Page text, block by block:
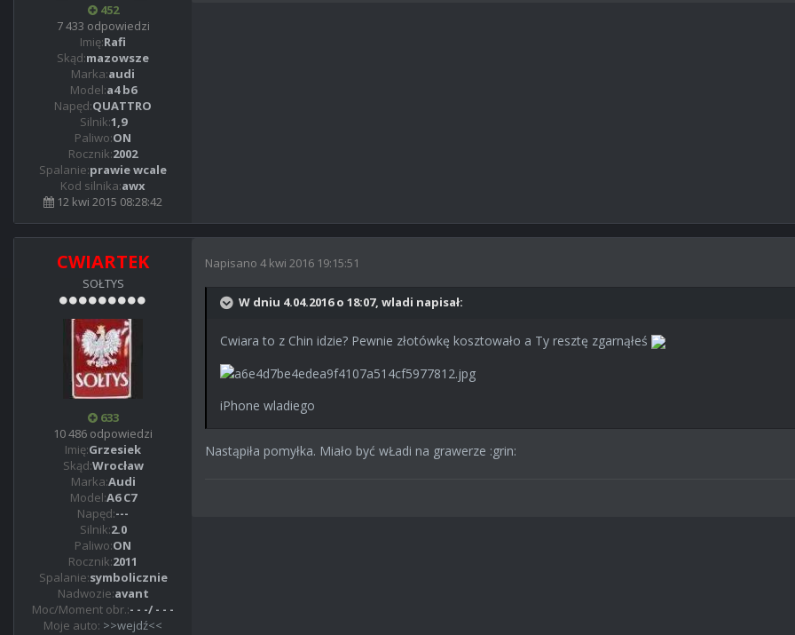
452
7 433 odpowiedzi
Imię:Rafi
Skąd:mazowsze
Marka:audi
Model:a4 b6
Napęd:QUATTRO
Silnik:1,9
Paliwo:ON
Rocznik:2002
Spalanie:prawie wcale
Kod silnika:awx
12 kwi 2015 08:28:42
CWIARTEK
SOŁTYS
633
10 486 odpowiedzi
Imię:Grzesiek
Skąd:Wrocław
Marka:Audi
Model:A6 C7
Napęd:---
Silnik:2.0
Paliwo:ON
Rocznik:2011
Spalanie:symbolicznie
Nadwozie:avant
Moc/Moment obr.:- - -/ - - -
Moje auto: >>wejdź<<
Napisano 4 kwi 2016 19:15:51
W dniu 4.04.2016 o 18:07, wladi napisał:
Cwiara to z Chin idzie? Pewnie złotówkę kosztowało a Ty resztę zgarnąłeś
iPhone wladiego
Nastąpiła pomyłka. Miało być wŁadi na grawerze :grin: